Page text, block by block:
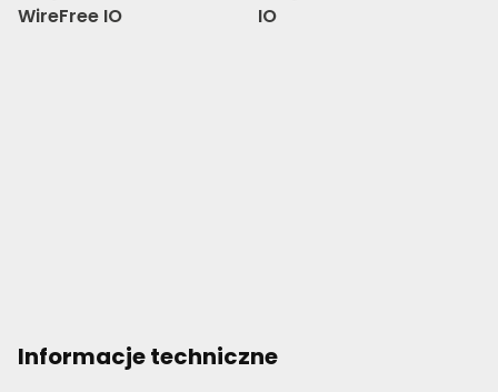
WireFree IO
IO
Informacje techniczne